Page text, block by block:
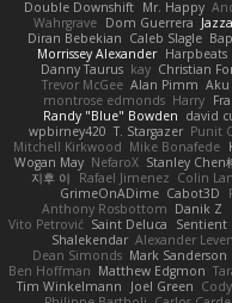
Double Downshift Mr. Happy
Wahrgrave Dom Guerrera Jazza
Diran Bebekian Caleb Slagle
Morrissey Alexander Harpbeats
Danny Taurus kay Christian
Trevor McGee Alan Pimm Aku
montrose edmonds Harry
Randy "Blue" Bowden david
wpbirney420 T. Stargazer Punit
Mitchell Kirkwood Mike Bonafede
Wogan May NefaroX Stanley Chen
지후 이
Rafael Jimenez Colin
GrimeOnADime Cabot3D
Anthony Rosbottom Danik Z
Vito Petrović Saint Deluca Sentient
Shalekendar Alexander
Dean Simonds Mark Sanderson
Ben Hoffman Matthew Edgmon
Tim Winkelmann
Joel Green